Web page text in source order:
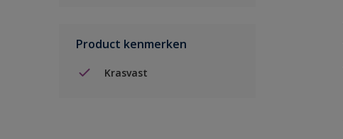
Product kenmerken
Krasvast